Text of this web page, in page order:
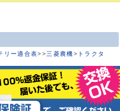
リー適合表>>三菱農機> トラクタ